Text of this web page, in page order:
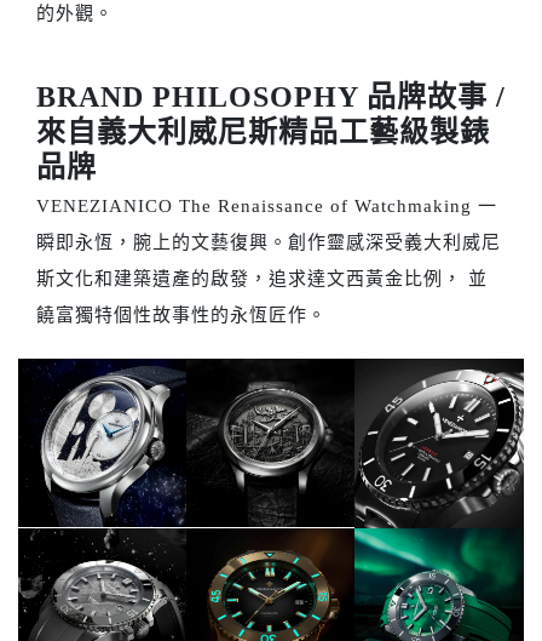
的外觀。
BRAND PHILOSOPHY 品牌故事 /
來自義大利威尼斯精品工藝級製錶
品牌
VENEZIANICO The Renaissance of Watchmaking 一
瞬即永恆，腕上的文藝復興。創作靈感深受義大利威尼
斯文化和建築遺產的啟發，追求達文西黃金比例， 並
饒富獨特個性故事性的永恆匠作。